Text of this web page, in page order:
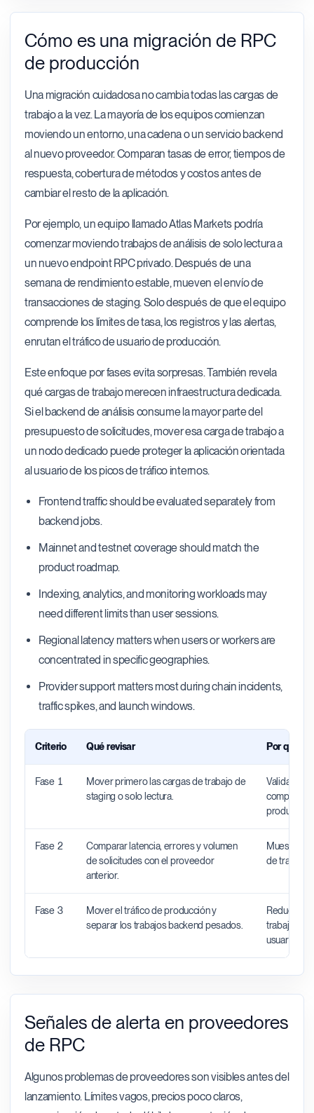
Cómo es una migración de RPC
de producción
Una migración cuidadosa no cambia todas las cargas de
trabajo a la vez. La mayoría de los equipos comienzan
moviendo un entorno, una cadena o un servicio backend
al nuevo proveedor. Comparan tasas de error, tiempos de
respuesta, cobertura de métodos y costos antes de
cambiar el resto de la aplicación.
Por ejemplo, un equipo llamado Atlas Markets podría
comenzar moviendo trabajos de análisis de solo lectura a
un nuevo endpoint RPC privado. Después de una
semana de rendimiento estable, mueven el envío de
transacciones de staging. Solo después de que el equipo
comprende los límites de tasa, los registros y las alertas,
enrutan el tráfico de usuario de producción.
Este enfoque por fases evita sorpresas. También revela
qué cargas de trabajo merecen infraestructura dedicada.
Si el backend de análisis consume la mayor parte del
presupuesto de solicitudes, mover esa carga de trabajo a
un nodo dedicado puede proteger la aplicación orientada
al usuario de los picos de tráfico internos.
Frontend traffic should be evaluated separately from
backend jobs.
Mainnet and testnet coverage should match the
product roadmap.
Indexing, analytics, and monitoring workloads may
need different limits than user sessions.
Regional latency matters when users or workers are
concentrated in specific geographies.
Provider support matters most during chain incidents,
traffic spikes, and launch windows.
Criterio Qué revisar Por qué
Fase 1
Mover primero las cargas de trabajo de
staging o solo lectura.
Valida el
producción.
Fase 2
Comparar latencia, errores y volumen
de solicitudes con el proveedor
anterior.
Muestra si
de trabajo
Fase 3
Mover el tráfico de producción y
separar los trabajos backend pesados.
Reduce la
trabajo
usuario.
Señales de alerta en proveedores
de RPC
Algunos problemas de proveedores son visibles antes del
lanzamiento. Límites vagos, precios poco claros,